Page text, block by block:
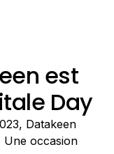
est
Day
Datakeen
Une occasion